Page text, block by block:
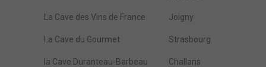
La Cave des Vins de France Joigny
La Cave du Gourmet Strasbourg
la Cave Duranteau-Barbeau Challans